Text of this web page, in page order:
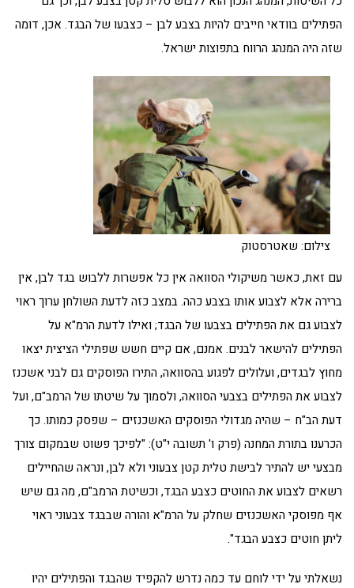
הפתילים בוודאי חייבים להיות בצבע לבן – כצבעו של הבגד. אכן, דומה
שזה היה המנהג הרווח בתפוצות ישראל.
צילום: שאטרסטוק
עם זאת, כאשר משיקולי הסוואה אין כל אפשרות ללבוש בגד לבן, אין
ברירה אלא לצבוע אותו בצבע כהה. במצב כזה לדעת השולחן ערוך ראוי
לצבוע גם את הפתילים בצבעו של הבגד; ואילו לדעת הרמ"א על
הפתילים להישאר לבנים. אמנם, אם קיים חשש שפתילי הציצית יצאו
מחוץ לבגדים, ועלולים לפגוע בהסוואה, התירו הפוסקים גם לבני אשכנז
לצבוע את הפתילים בצבעי הסוואה, ולסמוך על שיטתו של הרמב"ם, ועל
דעת הב"ח – שהיה מגדולי הפוסקים האשכנזים – שפסק כמותו. כך
הכרענו בתורת המחנה (פרק ו' תשובה י"ט): "לפיכך פשוט שבמקום צורך
מבצעי יש להתיר לבישת טלית קטן צבעוני ולא לבן, ונראה שהחיילים
רשאים לצבוע את החוטים כצבע הבגד, וכשיטת הרמב"ם, מה גם שיש
אף מפוסקי האשכנזים שחלק על הרמ"א והורה שבבגד צבעוני ראוי
ליתן חוטים כצבע הבגד".
נשאלתי על ידי לוחם עד כמה נדרש להקפיד שהבגד והפתילים יהיו